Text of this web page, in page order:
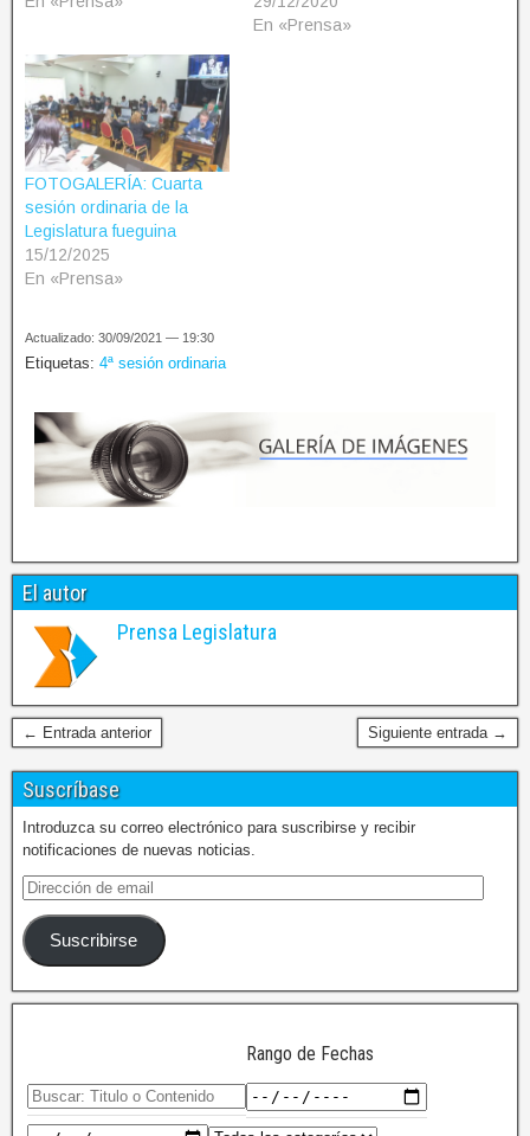
En «Prensa»
FOTOGALERÍA: Cuarta
sesión ordinaria de la
Legislatura fueguina
15/12/2025
En «Prensa»
Actualizado: 30/09/2021 — 19:30
Etiquetas: 4ª sesión ordinaria
El autor
Prensa Legislatura
← Entrada anterior Siguiente entrada →
Suscríbase
Introduzca su correo electrónico para suscribirse y recibir
notificaciones de nuevas noticias.
Suscribirse
Rango de Fechas